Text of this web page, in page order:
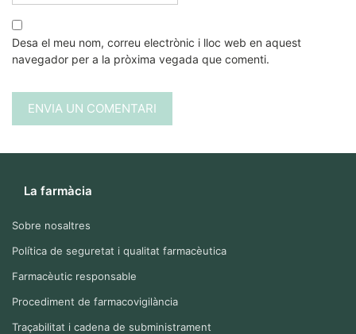
Desa el meu nom, correu electrònic i lloc web en aquest
navegador per a la pròxima vegada que comenti.
La farmàcia
Sobre nosaltres
Política de seguretat i qualitat farmacèutica
Farmacèutic responsable
Procediment de farmacovigilància
Traçabilitat i cadena de subministrament